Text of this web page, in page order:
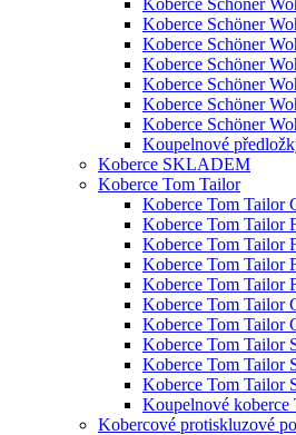
Koberce Schöner
Koberce Schöner
Koberce Schöner
Koberce Schöner
Koberce Schöner
Koberce Schöner
Koupelnové
Koberce SKLADEM
Koberce Tom Tailor
Koberce Tom Tailor
Koberce Tom Tailor
Koberce Tom Tailor
Koberce Tom Tailor
Koberce Tom Tailor
Koberce Tom Tailor
Koberce Tom Tailor
Koberce Tom Tailor
Koberce Tom Tailor
Koberce Tom Tailor
Koupelnové koberce
Kobercové protiskluzové